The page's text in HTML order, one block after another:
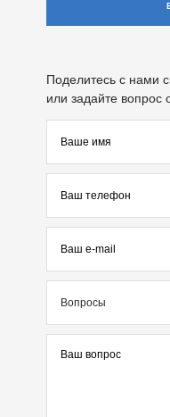
Поделитесь с нами
или задайте вопрос
Вопросы